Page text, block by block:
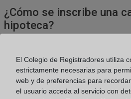
¿Cómo se inscribe una
hipoteca?
El Colegio de Registradores utiliza
estrictamente necesarias para
web y de preferencias para
el usuario acceda al servicio con